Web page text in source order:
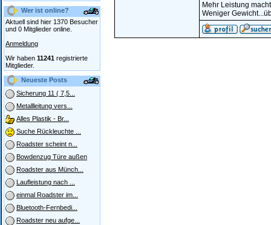
Wer ist online?
Aktuell sind hier 1370 Besucher
und 0 Mitglieder online.
Anmeldung
Wir haben 11241 registrierte
Mitglieder.
Neueste Posts
Sicherung 11 ( 7,5...
Metallleitung vers...
Alles Plastik - Br...
Suche Rückleuchte ...
Roadster scheint n...
Bowdenzug Türe außen
Roadster aus Münch...
Laufleistung nach ...
einmal Roadster im...
Bluetooth-Fernbedi...
Roadster neu aufge...
Mehr Leistung
Weniger